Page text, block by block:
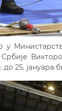
у
Србије
до 25.